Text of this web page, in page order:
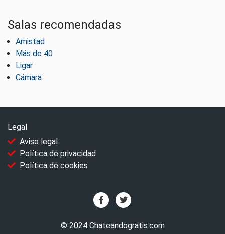
Salas recomendadas
Amistad
Más de 40
Ligar
Cámara
Legal
Aviso legal
Política de privacidad
Política de cookies
© 2024 Chateandogratis.com